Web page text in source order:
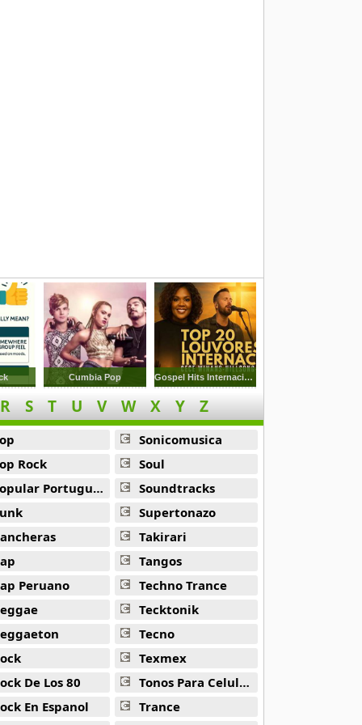
Cumbia Pop Gospel Hits Internacionais
R S T U V W X Y Z
Rock
Portuguesa
Peruano
De Los 80
En Espanol
Sonicomusica
Soul
Soundtracks
Supertonazo
Takirari
Tangos
Techno Trance
Tecktonik
Tecno
Texmex
Tonos Para Celulares
Trance